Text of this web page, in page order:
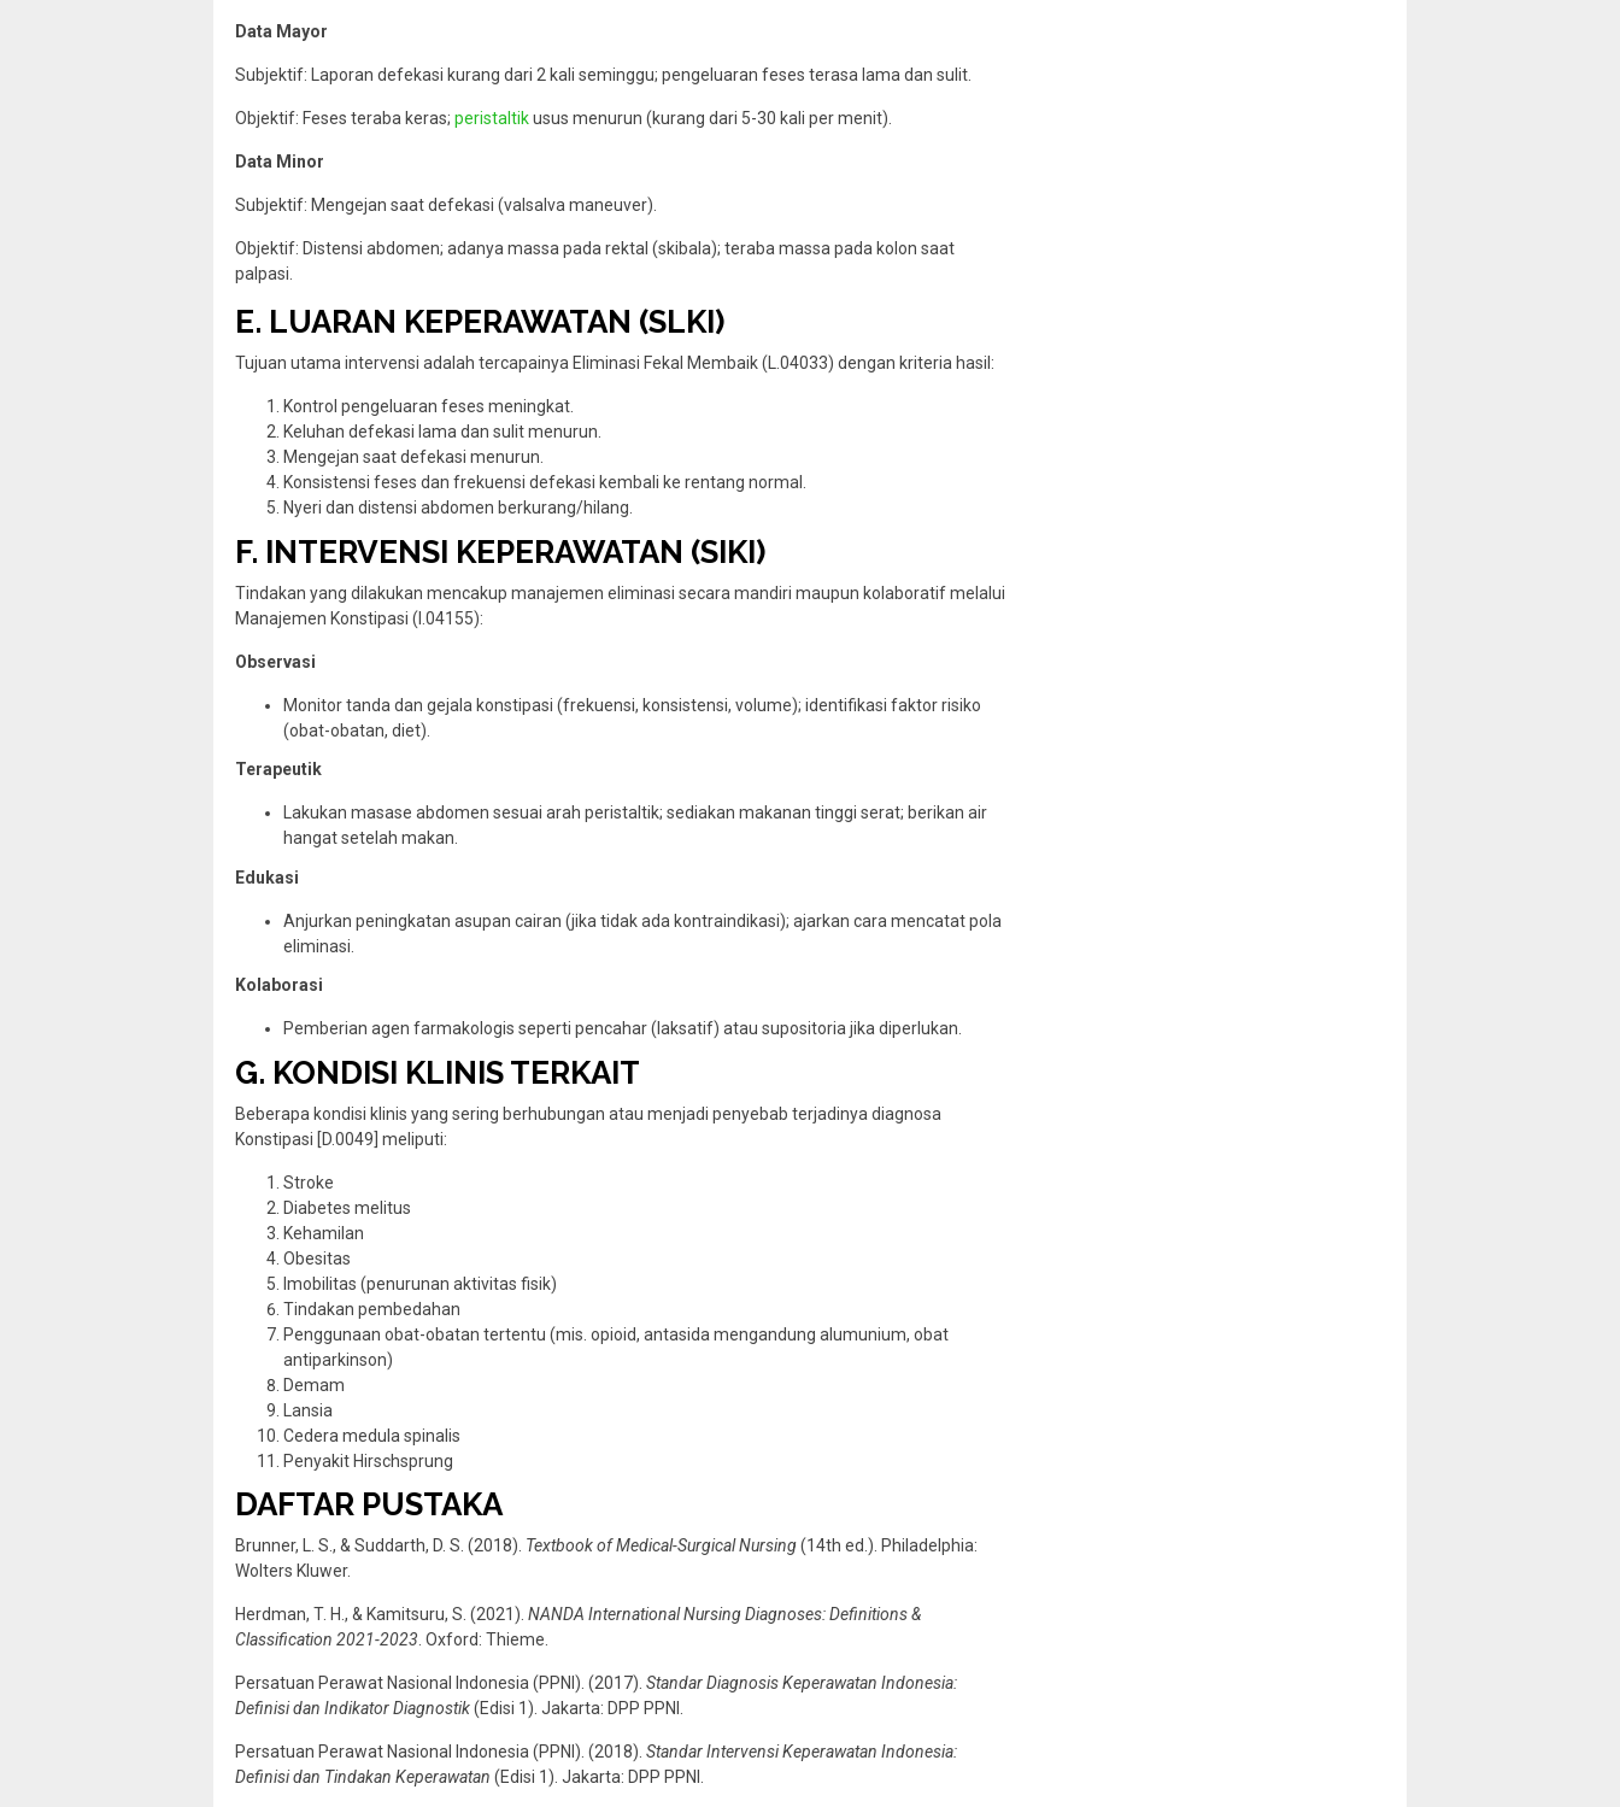
Data Mayor
Subjektif: Laporan defekasi kurang dari 2 kali seminggu; pengeluaran feses terasa lama dan sulit.
Objektif: Feses teraba keras; peristaltikusus menurun (kurang dari 5-30 kali per menit).
Data Minor
Subjektif: Mengejan saat defekasi (valsalva maneuver).
Objektif: Distensi abdomen; adanya massa pada rektal (skibala); teraba massa pada kolon saat
palpasi.
E. LUARAN KEPERAWATAN (SLKI)
Tujuan utama intervensi adalah tercapainya Eliminasi Fekal Membaik (L.04033) dengan kriteria hasil:
Kontrol pengeluaran feses meningkat.
Keluhan defekasi lama dan sulit menurun.
Mengejan saat defekasi menurun.
Konsistensi feses dan frekuensi defekasi kembali ke rentang normal.
Nyeri dan distensi abdomen berkurang/hilang.
F. INTERVENSI KEPERAWATAN (SIKI)
Tindakan yang dilakukan mencakup manajemen eliminasi secara mandiri maupun kolaboratif melalui
Manajemen Konstipasi (I.04155):
Observasi
Monitor tanda dan gejala konstipasi (frekuensi, konsistensi, volume); identifikasi faktor risiko
(obat-obatan, diet).
Terapeutik
Lakukan masase abdomen sesuai arah peristaltik; sediakan makanan tinggi serat; berikan air
hangat setelah makan.
Edukasi
Anjurkan peningkatan asupan cairan (jika tidak ada kontraindikasi); ajarkan cara mencatat pola
eliminasi.
Kolaborasi
Pemberian agen farmakologis seperti pencahar (laksatif) atau supositoria jika diperlukan.
G. KONDISI KLINIS TERKAIT
Beberapa kondisi klinis yang sering berhubungan atau menjadi penyebab terjadinya diagnosa
Konstipasi [D.0049] meliputi:
Stroke
Diabetes melitus
Kehamilan
Obesitas
Imobilitas (penurunan aktivitas fisik)
Tindakan pembedahan
Penggunaan obat-obatan tertentu (mis. opioid, antasida mengandung alumunium, obat
antiparkinson)
Demam
Lansia
Cedera medula spinalis
Penyakit Hirschsprung
DAFTAR PUSTAKA
Brunner, L. S., & Suddarth, D. S. (2018). Textbook of Medical-Surgical Nursing(14th ed.). Philadelphia:
Wolters Kluwer.
Herdman, T. H., & Kamitsuru, S. (2021). NANDA International Nursing Diagnoses: Definitions &
Classification 2021-2023. Oxford: Thieme.
Persatuan Perawat Nasional Indonesia (PPNI). (2017). Standar Diagnosis Keperawatan Indonesia:
Definisi dan Indikator Diagnostik(Edisi 1). Jakarta: DPP PPNI.
Persatuan Perawat Nasional Indonesia (PPNI). (2018). Standar Intervensi Keperawatan Indonesia:
Definisi dan Tindakan Keperawatan (Edisi 1). Jakarta: DPP PPNI.